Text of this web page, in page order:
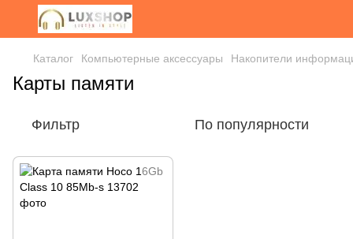
Каталог Компьютерные аксессуары Накопители
Карты памяти
Фильтр По популярности